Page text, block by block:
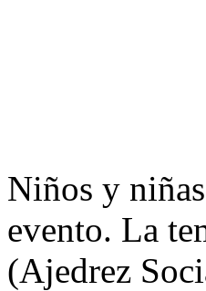
Niños y
evento. La
(Ajedrez